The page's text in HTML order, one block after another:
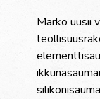
Marko uusii